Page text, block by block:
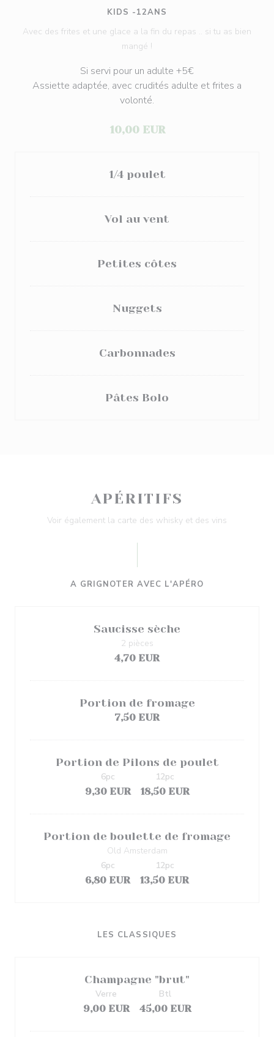
KIDS -12ANS
Avec des frites et une glace a la fin du repas .. si tu as bien
mangé !
Si servi pour un adulte +5€
Assiette adaptée, avec crudités adulte et frites a
volonté.
10,00 EUR
1/4 poulet
Vol au vent
Petites côtes
Nuggets
Carbonnades
Pâtes Bolo
APÉRITIFS
Voir également la carte des whisky et des vins
A GRIGNOTER AVEC L'APÉRO
Saucisse sèche
2 pièces
4,70 EUR
Portion de fromage
7,50 EUR
Portion de Pilons de poulet
9,30 EUR
6pc
18,50 EUR
12pc
Portion de boulette de fromage
Old Amsterdam
6,80 EUR
6pc
13,50 EUR
12pc
LES CLASSIQUES
Champagne "brut"
9,00 EUR
Verre
45,00 EUR
Btl